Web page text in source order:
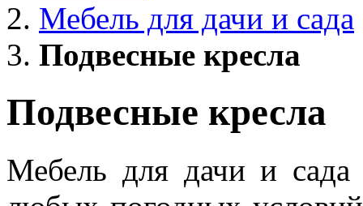
Мебель для дачи и сада
Подвесные кресла
Подвесные кресла
Мебель для дачи и